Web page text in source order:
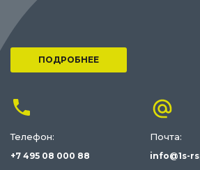
ПОДРОБНЕЕ
Телефон:
+7 495 08 000 88
Почта:
info@1s-